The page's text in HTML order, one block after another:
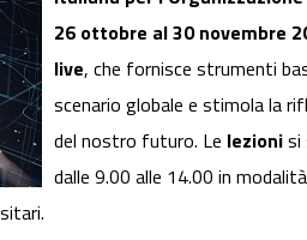
26 ottobre al 30 novembre
live, che fornisce strumenti
scenario globale e stimola la
del nostro futuro. Le lezionisi
dalle 9.00 alle 14.00 in